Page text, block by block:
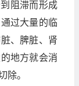
阻滞而形成
过大量的临
、脾脏、肾
地方就会消
除。